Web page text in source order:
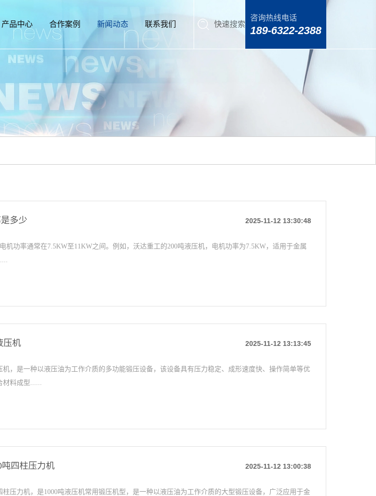
产品中心 合作案例 新闻动态 联系我们 快速搜索
咨询热线电话
189-6322-2388
多少 2025-11-12 13:30:48
机功率通常在7.5KW至11KW之间。例如，沃达重工的200吨液压机，电机功率为7.5KW，适用于金属
压机 2025-11-12 13:13:45
机，是一种以液压油为工作介质的多功能锻压设备，该设备具有压力稳定、成形速度快、操作简单等优
料成型......
四柱压力机 2025-11-12 13:00:38
柱压力机，是1000吨液压机常用锻压机型，是一种以液压油为工作介质的大型锻压设备，广泛应用于金